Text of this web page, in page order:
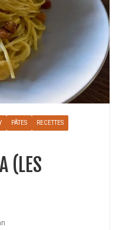
PÂTES RECETTES
(LES